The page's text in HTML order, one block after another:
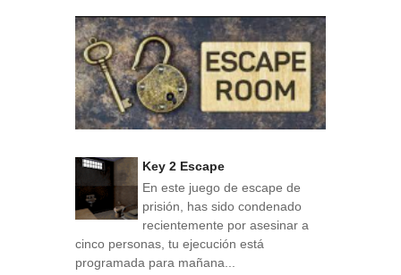
Key 2 Escape
En este juego de escape de
prisión, has sido condenado
recientemente por asesinar a
cinco personas, tu ejecución está
programada para mañana...